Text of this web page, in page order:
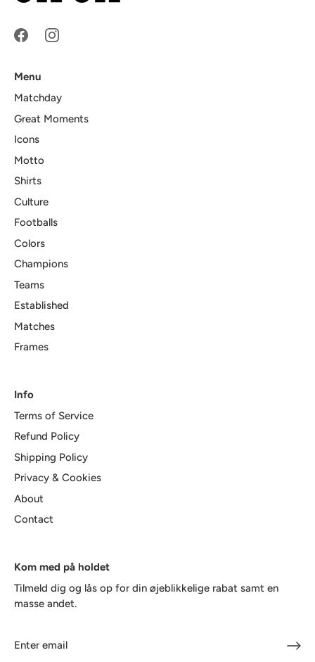
Menu
Matchday
Great Moments
Icons
Motto
Shirts
Culture
Footballs
Colors
Champions
Teams
Established
Matches
Frames
Info
Terms of Service
Refund Policy
Shipping Policy
Privacy & Cookies
About
Contact
Kom med på holdet
Tilmeld dig og lås op for din øjeblikkelige rabat samt en
masse andet.